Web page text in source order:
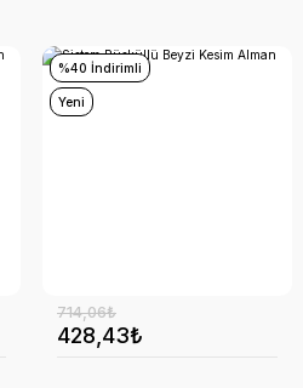
%40 İndirimli
Yeni
428,43₺
714,06₺